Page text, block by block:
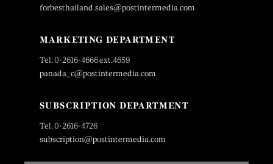
forbesthailand.sales@postintermedia.com
MARKETING DEPARTMENT
Tel. 0-2616-4666 ext.4659
panada_c@postintermedia.com
SUBSCRIPTION DEPARTMENT
Tel. 0-2616-4726
subscription@postintermedia.com